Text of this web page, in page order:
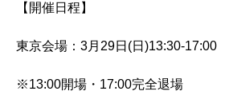
【開催日程】
東京会場：3月29日(日)13:30-17:00
※13:00開場・17:00完全退場